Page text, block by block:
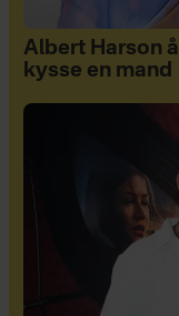
Albert Harson
kysse en mand